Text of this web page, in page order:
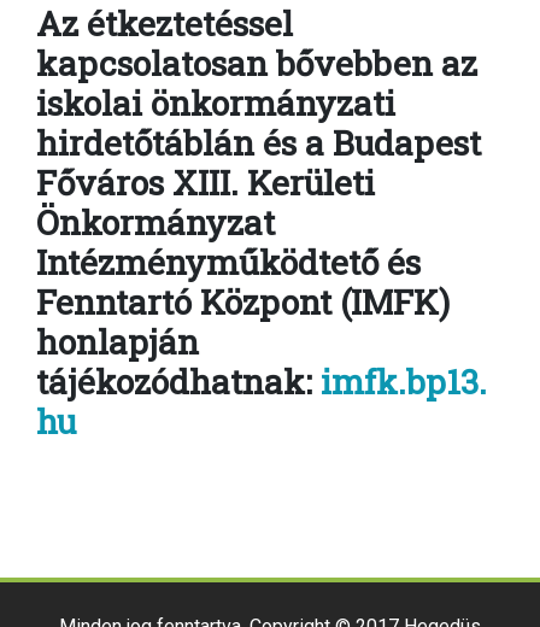
Az étkeztetéssel
kapcsolatosan bővebben az
iskolai önkormányzati
hirdetőtáblán és a Budapest
Főváros XIII. Kerületi
Önkormányzat
Intézményműködtető és
Fenntartó Központ (IMFK)
honlapján
tájékozódhatnak: imfk.bp13.
hu